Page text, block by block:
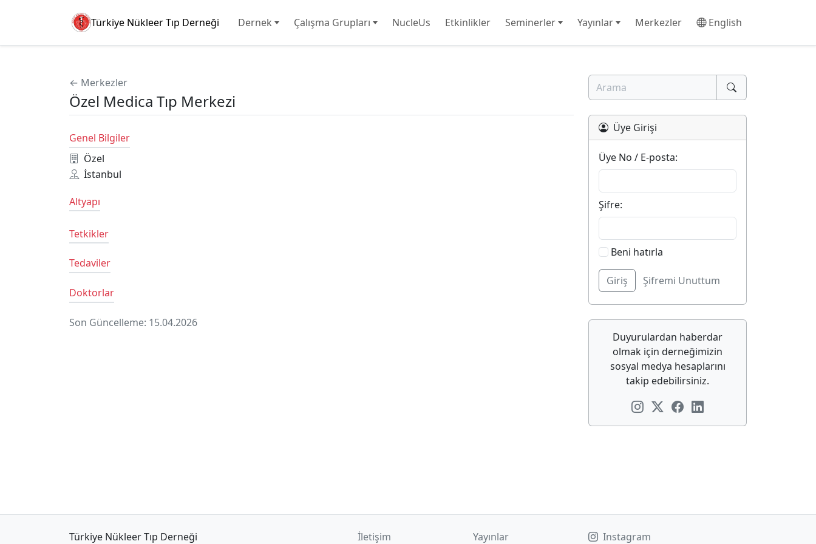
Türkiye Nükleer Tıp Derneği Dernek Çalışma Grupları NucleUs Etkinlikler Seminerler Yayınlar Merkezler English
← Merkezler
Özel Medica Tıp Merkezi
Genel Bilgiler
Özel
İstanbul
Altyapı
Tetkikler
Tedaviler
Doktorlar
Son Güncelleme: 15.04.2026
Üye Girişi
Üye No / E-posta:
Şifre:
Beni hatırla
Şifremi Unuttum
Duyurulardan haberdar
olmak için derneğimizin
sosyal medya hesaplarını
takip edebilirsiniz.
Türkiye Nükleer Tıp Derneği İletişim Yayınlar Instagram